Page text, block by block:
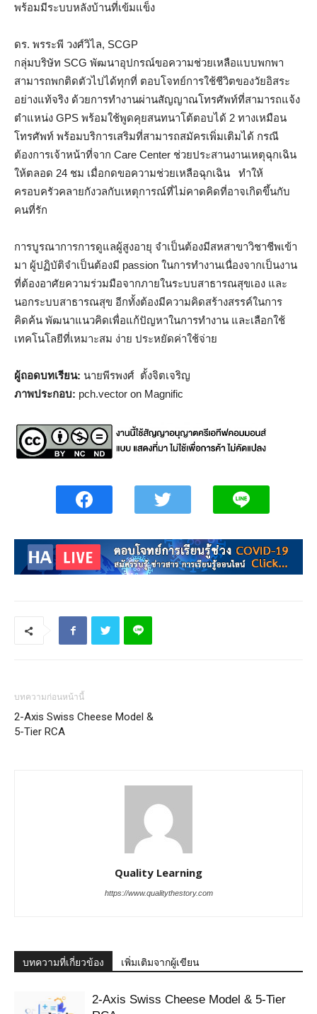
พร้อมมีระบบหลังบ้านที่เข้มแข็ง
ดร. พรระพี วงศ์วิไล, SCGP
กลุ่มบริษัท SCG พัฒนาอุปกรณ์ขอความช่วยเหลือแบบพกพา
สามารถพกติดตัวไปได้ทุกที่ ตอบโจทย์การใช้ชีวิตของวัยอิสระ
อย่างแท้จริง ด้วยการทำงานผ่านสัญญาณโทรศัพท์ที่สามารถแจ้ง
ตำแหน่ง GPS พร้อมใช้พูดคุยสนทนาโต้ตอบได้ 2 ทางเหมือน
โทรศัพท์ พร้อมบริการเสริมที่สามารถสมัครเพิ่มเติมได้ กรณี
ต้องการเจ้าหน้าที่จาก Care Center ช่วยประสานงานเหตุฉุกเฉิน
ให้ตลอด 24 ชม เมื่อกดขอความช่วยเหลือฉุกเฉิน ทำให้
ครอบครัวคลายกังวลกับเหตุการณ์ที่ไม่คาดคิดที่อาจเกิดขึ้นกับ
คนที่รัก
การบูรณาการการดูแลผู้สูงอายุ จำเป็นต้องมีสหสาขาวิชาชีพเข้า
มา ผู้ปฏิบัติจำเป็นต้องมี passion ในการทำงานเนื่องจากเป็นงาน
ที่ต้องอาศัยความร่วมมือจากภายในระบบสาธารณสุขเอง และ
นอกระบบสาธารณสุข อีกทั้งต้องมีความคิดสร้างสรรค์ในการ
คิดค้น พัฒนาแนวคิดเพื่อแก้ปัญหาในการทำงาน และเลือกใช้
เทคโนโลยีที่เหมาะสม ง่าย ประหยัดค่าใช้จ่าย
ผู้ถอดบทเรียน: นายพีรพงศ์ ตั้งจิตเจริญ
ภาพประกอบ: pch.vector on Magnific
บทความก่อนหน้านี้
2-Axis Swiss Cheese Model &
5-Tier RCA
Quality Learning
https://www.qualitythestory.com
บทความที่เกี่ยวข้อง เพิ่มเติมจากผู้เขียน
2-Axis Swiss Cheese Model & 5-Tier